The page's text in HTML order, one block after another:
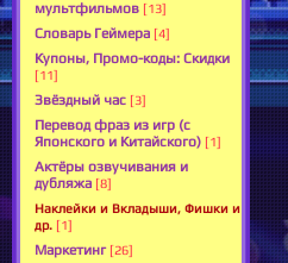
мультфильмов [13]
Словарь Геймера [4]
Купоны, Промо-коды: Скидки
[11]
Звёздный час [3]
Перевод фраз из игр (с
Японского и Китайского) [1]
Актёры озвучивания и
дубляжа [8]
Наклейки и Вкладыши, Фишки и
др. [1]
Маркетинг [26]